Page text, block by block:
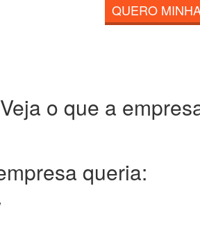
QUERO
Veja o que a
queria: